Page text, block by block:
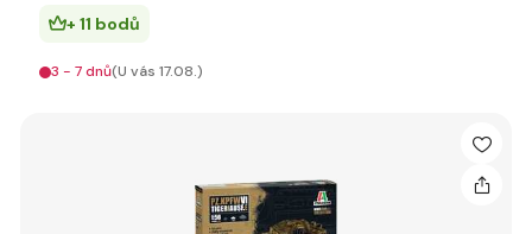
+ 11 bodů
3 - 7 dnů(U vás 17.08.)